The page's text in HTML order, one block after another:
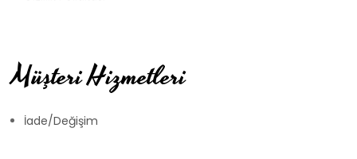
Müşteri Hizmetleri
İade/Değişim